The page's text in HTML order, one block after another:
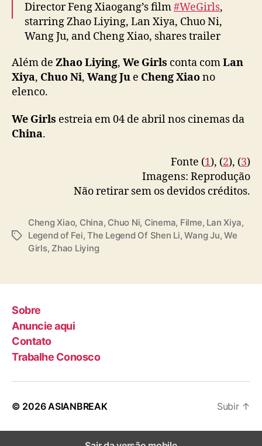
c
o
Director Feng Xiaogang’s film#WeGirls,
starring Zhao Liying, Lan Xiya, Chuo Ni,
Wang Ju, and Cheng Xiao, shares trailer
pic.twitter.com/rwSb62ayly
— cdrama tweets (@dramapotatoe)
Além de Zhao Liying, We Girls conta comLan
Xiya, Chuo Ni, Wang Ju e Cheng Xiaono
elenco.
We Girls estreia em 04 de abril nos cinemas da
China.
Fonte (1), (2), (3)
Imagens: Reprodução
Não retirar sem os devidos créditos.
T
Cheng Xiao, China, Chuo Ni, Cinema, Filme, Lan Xiya,
Legend of Fei,The Legend Of Shen Li,Wang Ju,We
Girls, Zhao Liying
Sobre
Anuncie aqui
Contato
Trabalhe Conosco
© 2026ASIANBREAK Subir ↑